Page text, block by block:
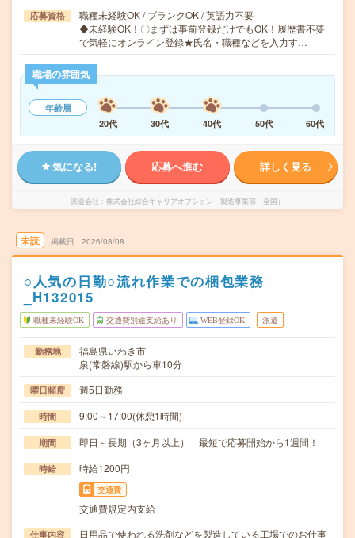
応募資格
職種未経験OK / ブランクOK / 英語力不要
◆未経験OK！〇まずは事前登録だけでもOK！履歴書不要
で気軽にオンライン登録★氏名・職種などを入力す…
職場の雰囲気
年齢層
20代
30代 40代 50代 60代
気になる! 応募へ進む 詳しく見る
派遣会社 株式会社綜合キャリアオプション 製造事業部（全国）
未読 掲載日 2026/08/08
○人気の日勤○流れ作業での梱包業務
_H132015
職種未経験OK 交通費別途支給あり WEB登録OK 派遣
勤務地
福島県いわき市
泉(常磐線)駅から車10分
曜日頻度 週5日勤務
時間 9:00～17:00(休憩1時間)
期間 即日～長期（3ヶ月以上） 最短で応募開始から1週間！
時給 時給1200円
交通費
交通費規定内支給
仕事内容
日用品で使われる洗剤などを製造している工場でのお仕事